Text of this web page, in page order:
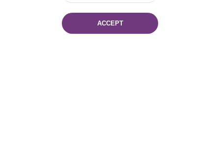
220114, Niezaležnasci Ave. 116, Minsk,
Tel.: (+375 17) 368 37 37
ACCEPT